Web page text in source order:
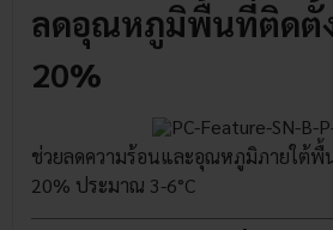
ลดอุณหภูมิพื้นที่ติดตั้
20%
ช่วยลดความร้อนและอุณหภูมิภายใต้พื้
20% ประมาณ 3-6°C